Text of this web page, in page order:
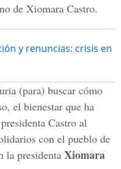
de Xiomara Castro.
y renuncias: crisis en
(para) buscar cómo
el bienestar que ha
Castro al
con el pueblo de
la presidenta Xiomara